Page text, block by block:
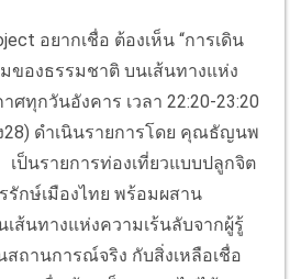
อยากเชื่อ ต้องเห็น “การเดิน
ของธรรมชาติ บนเส้นทางแห่ง
ศทุกวันอังคาร เวลา 22:20-23:20
ดำเนินรายการโดย คุณธัญนพ
ายการท่องเที่ยวแบบปลูกจิต
รักษ์เมืองไทย พร้อมผสาน
ส้นทางแห่งควา­มเร้นลับจากผู้รู้
สถานการณ์จริง กับสิ่งเหลือเชื่อ